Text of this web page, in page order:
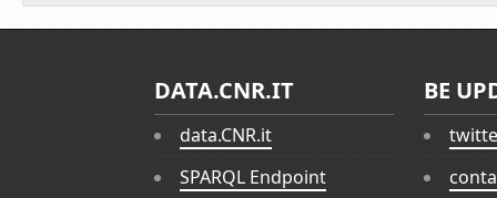
DATA.CNR.IT
data.CNR.it
SPARQL Endpoint
BE